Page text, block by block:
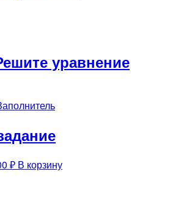
уравнение
₽Текущая
В корзину